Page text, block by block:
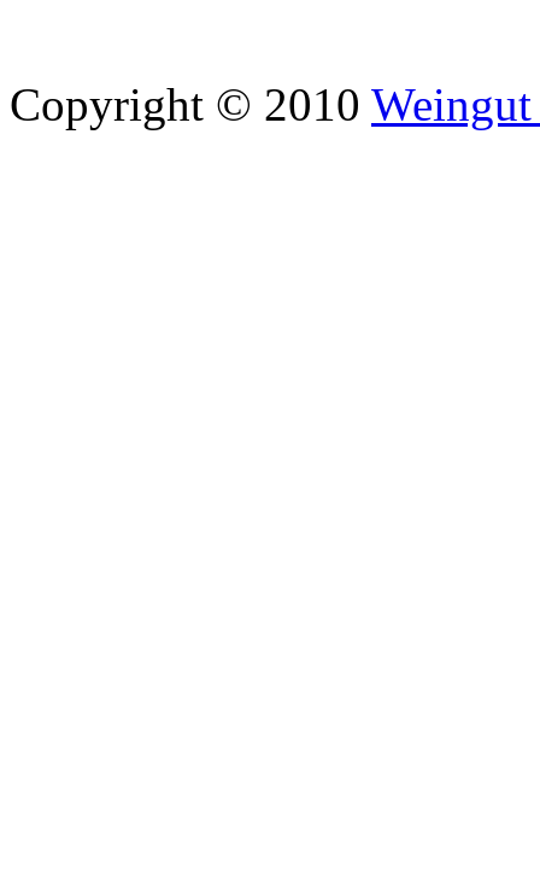
Copyright © 2010